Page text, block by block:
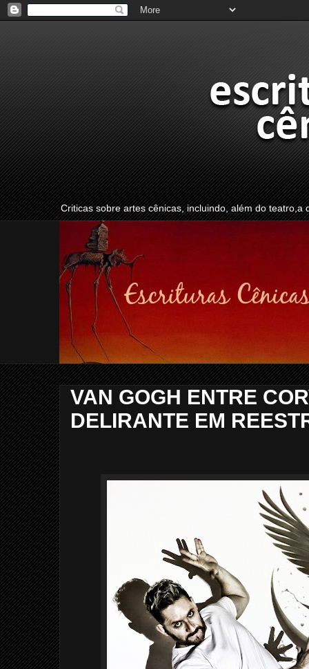
Criticas sobre artes cênicas, incluindo, além do
VAN GOGH ENTRE
DELIRANTE EM